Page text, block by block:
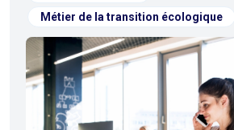
Métier de la transition écologique